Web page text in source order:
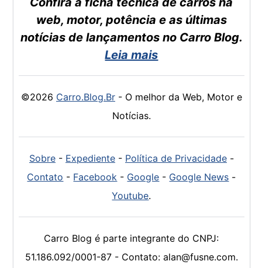
web, motor, potência e as últimas
notícias de lançamentos no Carro Blog.
Leia mais
©2026 Carro.Blog.Br- O melhor da Web, Motor e
Notícias.
Sobre- Expediente- Política de Privacidade-
Contato - Facebook - Google - Google News -
Youtube.
Carro Blog é parte integrante do CNPJ:
51.186.092/0001-87 - Contato: alan@fusne.com.